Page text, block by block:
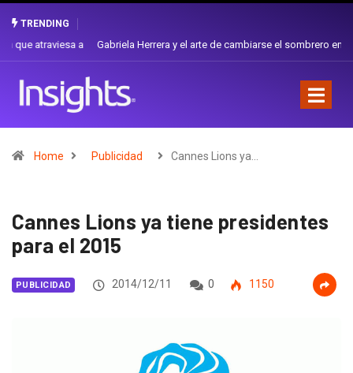
TRENDING
Gabriela Herrera y el arte de cambiarse el sombrero en Corporación
Home Publicidad Cannes Lions ya…
Cannes Lions ya tiene presidentes
para el 2015
PUBLICIDAD 2014/12/11 0 1150